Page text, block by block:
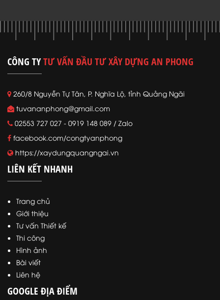
CÔNG TYTƯ VẤN ĐẦU TƯ XÂY DỰNG AN PHONG
260/8 Nguyễn Tự Tân, P. Nghĩa Lộ, tỉnh Quảng Ngãi
tuvananphong@gmail.com
02553 727 027 - 0919 148 089 / Zalo
facebook.com/congtyanphong
https://xaydungquangngai.vn
LIÊN KẾT NHANH
Trang chủ
Giới thiệu
Tư vấn Thiết kế
Thi công
Hình ảnh
Bài viết
Liên hệ
GOOGLE ĐỊA ĐIỂM